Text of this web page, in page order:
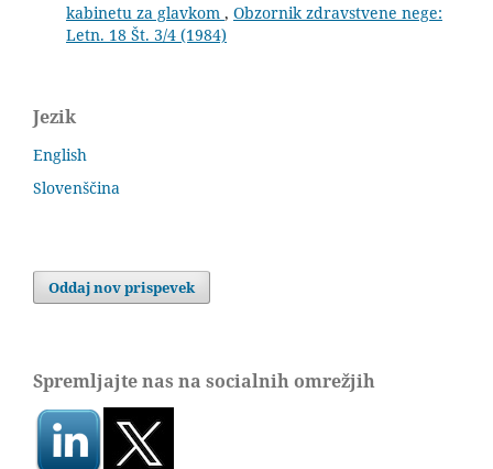
kabinetu za glavkom , Obzornik zdravstvene nege:
Letn. 18 Št. 3/4 (1984)
Jezik
English
Slovenščina
Oddaj nov prispevek
Spremljajte nas na socialnih omrežjih